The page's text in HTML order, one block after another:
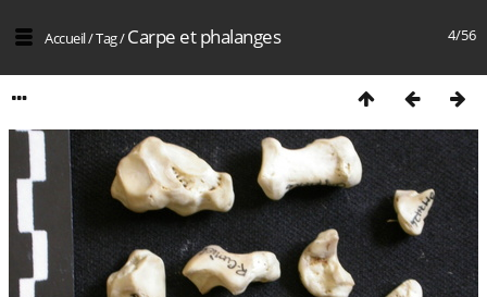
4/56
Accueil/Tag/Carpe et phalanges